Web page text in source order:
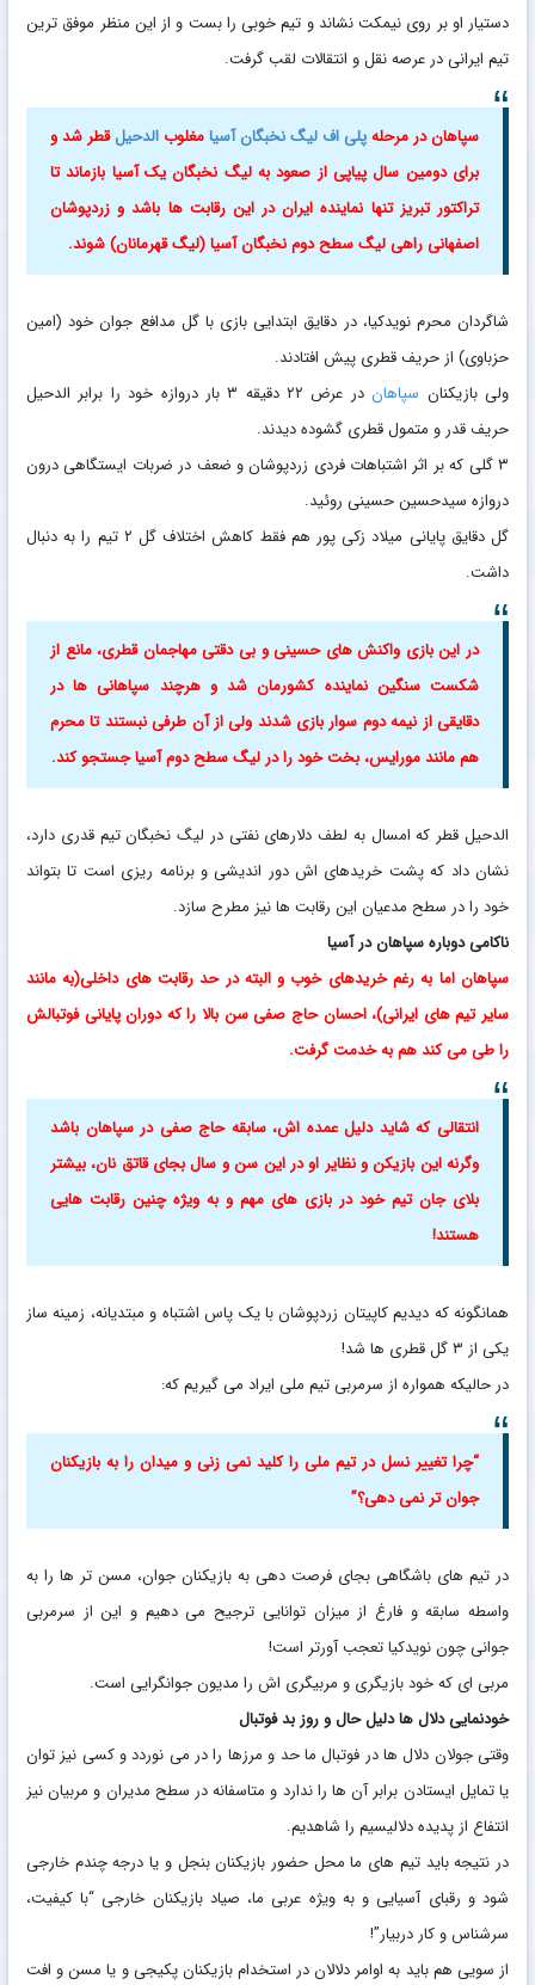
دستیار او بر روی نیمکت نشاند و تیم خوبی را بست و از این منظر موفق ترین
تیم ایرانی در عرصه نقل و انتقالات لقب گرفت.
سپاهان در مرحلهپلی اف لیگ نخبگان آسیامغلوب الدحیلقطر شد و
برای دومین سال پیاپی از صعود به لیگ نخبگان یک آسیا بازماند تا
تراکتور تبریز تنها نماینده ایران در این رقابت ها باشد و زردپوشان
اصفهانی راهی لیگ سطح دوم نخبگان آسیا (لیگ قهرمانان) شوند.
شاگردان محرم نویدکیا، در دقایق ابتدایی بازی با گل مدافع جوان خود (امین
حزباوی) از حریف قطری پیش افتادند.
ولی بازیکنان سپاهان
در عرض ۲۲ دقیقه ۳ بار دروازه خود را برابر الدحیل
حریف قدر و متمول قطری گشوده دیدند.
۳ گلی که بر اثر اشتباهات فردی زردپوشان و ضعف در ضربات ایستگاهی درون
دروازه سیدحسین حسینی روئید.
گل دقایق پایانی میلاد زکی پور هم فقط کاهش اختلاف گل ۲ تیم را به دنبال
داشت.
در این بازی واکنش های حسینی و بی دقتی مهاجمان قطری، مانع از
شکست سنگین نماینده کشورمان شد و هرچند سپاهانی ها در
دقایقی از نیمه دوم سوار بازی شدند ولی از آن طرفی نبستند تا محرم
هم مانند مورایس، بخت خود را در لیگ سطح دوم آسیا جستجو کند.
الدحیل قطر که امسال به لطف دلارهای نفتی در لیگ نخبگان تیم قدری دارد،
نشان داد که پشت خریدهای اش دور اندیشی و برنامه ریزی است تا بتواند
خود را در سطح مدعیان این رقابت ها نیز مطرح سازد.
ناکامی دوباره سپاهان در آسیا
سپاهان اما به رغم خریدهای خوب و البته در حد رقابت های داخلی(به مانند
سایر تیم های ایرانی)، احسان حاج صفی سن بالا را که دوران پایانی فوتبالش
را طی می کند هم به خدمت گرفت.
انتقالی که شاید دلیل عمده اش، سابقه حاج صفی در سپاهان باشد
وگرنه این بازیکن و نظایر او در این سن و سال بجای قاتق نان، بیشتر
بلای جان تیم خود در بازی های مهم و به ویژه چنین رقابت هایی
هستند!
همانگونه که دیدیم کاپیتان زردپوشان با یک پاس اشتباه و مبتدیانه، زمینه ساز
یکی از ۳ گل قطری ها شد!
در حالیکه همواره از سرمربی تیم ملی ایراد می گیریم که:
“چرا تغییر نسل در تیم ملی را کلید نمی زنی و میدان را به بازیکنان
جوان تر نمی دهی؟”
در تیم های باشگاهی بجای فرصت دهی به بازیکنان جوان، مسن تر ها را به
واسطه سابقه و فارغ از میزان توانایی ترجیح می دهیم و این از سرمربی
جوانی چون نویدکیا تعجب آورتر است!
مربی ای که خود بازیگری و مربیگری اش را مدیون جوانگرایی است.
خودنمایی دلال ها دلیل حال و روز بد فوتبال
وقتی جولان دلال ها در فوتبال ما حد و مرزها را در می نوردد و کسی نیز توان
یا تمایل ایستادن برابر آن ها را ندارد و متاسفانه در سطح مدیران و مربیان نیز
انتفاع از پدیده دلالیسیم را شاهدیم.
در نتیجه باید تیم های ما محل حضور بازیکنان بنجل و یا درجه چندم خارجی
شود و رقبای آسیایی و به ویژه عربی ما، صیاد بازیکنان خارجی “با کیفیت،
سرشناس و کار دربیار”!
از سویی هم باید به اوامر دلالان در استخدام بازیکنان پکیجی و یا مسن و افت